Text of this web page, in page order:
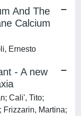
And The
Calcium
Ernesto
- A new
Cali', Tito;
Frizzarin, Martina;